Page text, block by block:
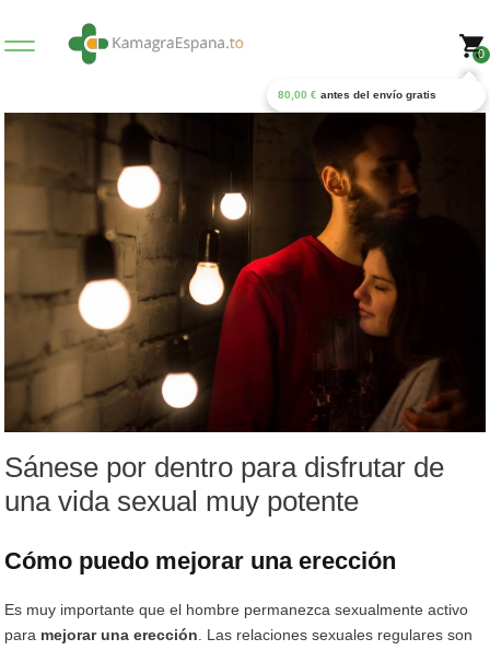
0
80,00 € antes del envío gratis
Sánese por dentro para disfrutar de
una vida sexual muy potente
Cómo puedo mejorar una erección
Es muy importante que el hombre permanezca sexualmente activo
para mejorar una erección. Las relaciones sexuales regulares son